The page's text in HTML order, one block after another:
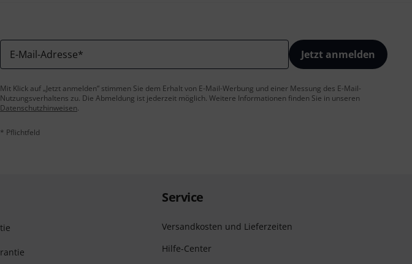
E-Mail-Adresse* Jetzt anmelden
Mit Klick auf „Jetzt anmelden“ stimmen Sie dem Erhalt von E-Mail-Werbung und einer Messung des E-Mail-
Nutzungsverhaltens zu. Die Abmeldung ist jederzeit möglich. Weitere Informationen finden Sie in unseren
Datenschutzhinweisen.
* Pflichtfeld
Service
Versandkosten und Lieferzeiten
Hilfe-Center